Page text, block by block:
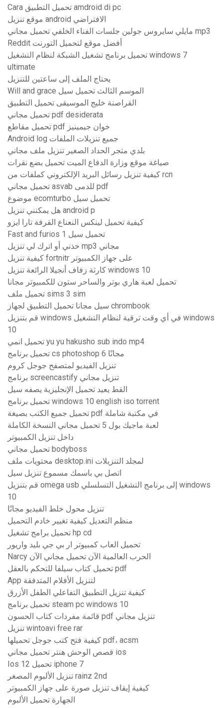
Cara تحميل التطبيق amdroid di pc
موقع تنزيل android الافتراضي
مايلي سايروس جولين جلسات الفناء الخلفي تحميل مجاني mp3
Reddit أفضل موقع لتحميل التورنت
تحميل برنامج تشغيل الشبكة لنظام التشغيل windows 7
ultimate
يحتاج الملف إلى ساعتين للتنزيل
Will and grace الموسم الثالث تحميل سيل
القراصنة خليج الموسيقى تحميل التطبيق
تحميل مجاني pdf desiderata
تحميل مقاطع pdf خوان جيمينيز
Android log جميع تنزيلات الملفات
بلدي متجر الحداد الصغير تنزيل ملف مجاني
صياغة موقع وزارة الدفاع الميت تحميل بضع نقرات
كيفية تنزيل رسائل البريد الإلكتروني كملفات من rcn
تحميل مجاني asvab للدمى pdf
موضوع ecomturbo تحميل سيل
هل يمكنني تنزيل android p
كيفية تحميل لينكس النعناع القرفة تارا ايزو
Fast and furios 1 تحميل سيل
خذني أو اترك لي تنزيل mp3 مجاني
كيفية تنزيل fortnitr على جهاز الكمبيوتر
كارثة زفاف أنجيلا الرائعة تنزيل windows 10
تحميل لعبة هاري بوتر والساحر ستون للكمبيوتر مجانا
تحميل ملف sims 3 sim
سيل مجانا تحميل التطبيق لجهاز chrombook
قم بتنزيل windows في أي وقت ترقية لنظام التشغيل windows
10
تحميل انمي yu yu hakusho sub indo mp4
تحميل برنامج cs photoshop 6 مجانًا
تنزيل الفيديو لمتصفح جوجل كروم
برنامج screencastify تنزيل مجاني
القط يعيد تحميل الإنجليزية يصفه سيل
تحميل برنامج windows 10 english iso torrent
تحميل جميع الكتب بصيغة pdf في مكتبة شاملة
لعبة ماجيك بول 5 تحميل مجاني النسخة الكاملة
داخل تنزيل الكمبيوتر
تحميل مجاني bodyboss
محتويات ملف desktop.ini لمجلد التنزيلات
اتصل بي باسمك مسموع تنزيل سيل
قم بتنزيل omega usb إلى برنامج التشغيل التسلسلي windows
10
تنزيل محول خلط الفيديو مجانًا
منظم التعديل كيفية تغيير خادم التحميل
تحميل برامج تشغيل hp cd
تحميل العاب كمبيوتر ار بي جي بليد واريور
Narcy الحرب العالمية الآن تحميل مجاني الآن
تحميل كتاب سيلفا للتحكم بالعقل pdf
App لتنزيل الأفلام المتدفقة
كيفية تنزيل التطبيق التفاعلي الطفل الأزرق
تحميل برنامج steam pc windows 10
قائمة مفردات كتاب الحسون pdf تنزيل مجاني
تنزيل wintoavi free rar
كيفية فتح كتب جوجل تحميلها pdf، acsm
قصص الوحش هنتر تحميل مجاني ios
Ios 12 تحميل iphone 7
تنزيل الألبوم المصغر rainz 2nd
كيفية إيقاف تنزيل صورة على جهاز الكمبيوتر
الجهارة تحميل الألبوم